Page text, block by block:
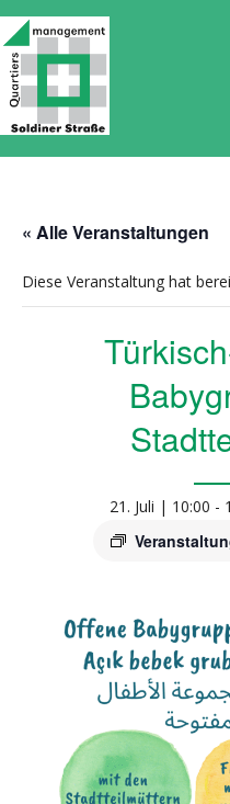
« Alle Veranstaltungen
Diese Veranstaltung hat
21. Juli | 10:00 -